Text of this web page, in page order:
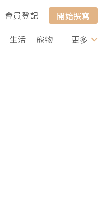
會員登記
開始撰寫
生活 寵物 行山 打卡
更多